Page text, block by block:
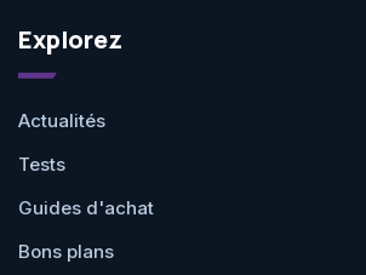
Explorez
Actualités
Tests
Guides d'achat
Bons plans